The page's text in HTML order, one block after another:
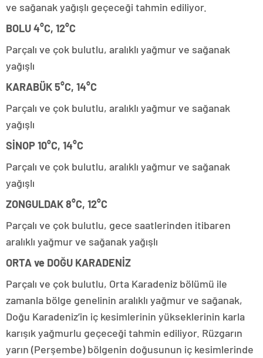
ve sağanak yağışlı geçeceği tahmin ediliyor.
BOLU 4°C, 12°C
Parçalı ve çok bulutlu, aralıklı yağmur ve sağanak
yağışlı
KARABÜK 5°C, 14°C
Parçalı ve çok bulutlu, aralıklı yağmur ve sağanak
yağışlı
SİNOP 10°C, 14°C
Parçalı ve çok bulutlu, aralıklı yağmur ve sağanak
yağışlı
ZONGULDAK 8°C, 12°C
Parçalı ve çok bulutlu, gece saatlerinden itibaren
aralıklı yağmur ve sağanak yağışlı
ORTA ve DOĞU KARADENİZ
Parçalı ve çok bulutlu, Orta Karadeniz bölümü ile
zamanla bölge genelinin aralıklı yağmur ve sağanak,
Doğu Karadeniz’in iç kesimlerinin yükseklerinin karla
karışık yağmurlu geçeceği tahmin ediliyor. Rüzgarın
yarın (Perşembe) bölgenin doğusunun iç kesimlerinde